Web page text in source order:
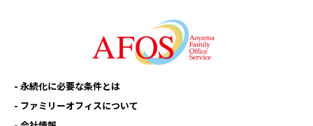
永続化に必要な条件とは
ファミリーオフィスについて